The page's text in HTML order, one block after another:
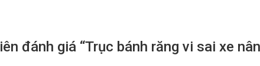
đánh giá “Trục bánh răng vi sai xe